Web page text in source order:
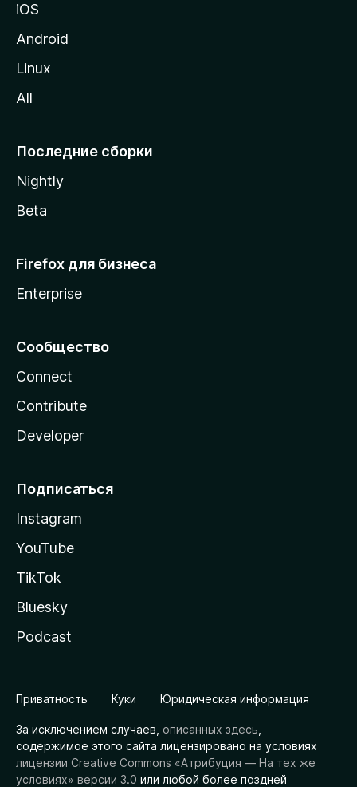
у
M
i
l
iOS
Android
Linux
All
Последние сборки
Nightly
Beta
Firefox для бизнеса
Enterprise
Сообщество
Connect
Contribute
Developer
Подписаться
Instagram
YouTube
TikTok
Bluesky
Podcast
Приватность Куки Юридическая информация
За исключением случаев, описанных здесь
содержимое этого сайта лицензировано на условиях
лицензии Creative Commons «Атрибуция — На тех же
условиях» версии 3.0 или любой более поздней